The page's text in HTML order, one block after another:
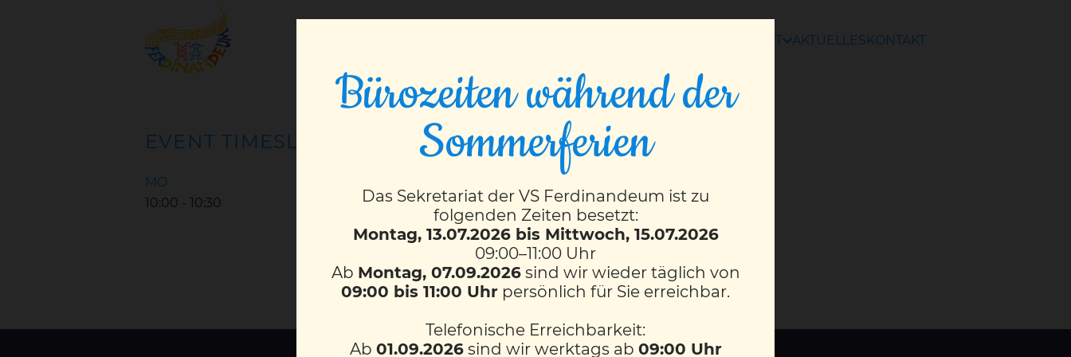
ANGEBOT AKTUELLESKONTAKT
EVENT TIMESLOTS (1)
MO
10:00 - 10:30
Bürozeiten während der
Sommerferien
Das Sekretariat der VS Ferdinandeum ist zu
folgenden Zeiten besetzt:
Montag, 13.07.2026 bis Mittwoch, 15.07.2026
09:00–11:00 Uhr
Ab Montag, 07.09.2026sind wir wieder täglich von
09:00 bis 11:00 Uhr persönlich für Sie erreichbar.
Telefonische Erreichbarkeit:
Ab 01.09.2026sind wir werktags ab 09:00 Uhr